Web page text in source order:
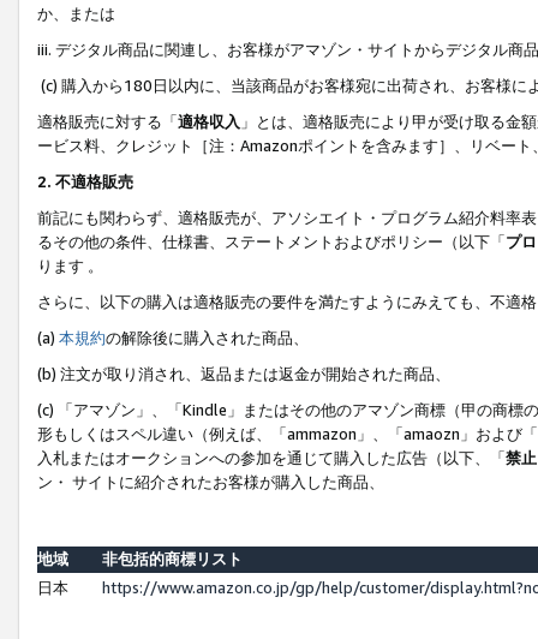
か、または
iii. デジタル商品に関連し、お客様がアマゾン・サイトからデジタル
(c) 購入から180日以内に、当該商品がお客様宛に出荷され、お客様
適格販売に対する「適格収入 」とは、適格販売により甲が受け取る金
ービス料、クレジット［注：Amazonポイントを含みます］、リベー
2. 不適格販売
前記にも関わらず、適格販売が、アソシエイト・プログラム紹介料率
るその他の条件、仕様書、ステートメントおよびポリシー（以下「プ
ります 。
さらに、以下の購入は適格販売の要件を満たすようにみえても、不適
(a) 本規約の解除後に購入された商品、
(b) 注文が取り消され、返品または返金が開始された商品、
(c) 「アマゾン」、「Kindle」またはその他のアマゾン商標（甲の商
形もしくはスペル違い（例えば、「ammazon」、「amaozn」および
入札またはオークションへの参加を通じて購入した広告（以下、「禁
ン・ サイトに紹介されたお客様が購入した商品、
地域
非包括的商標リスト
日本
https://www.amazon.co.jp/gp/help/customer/